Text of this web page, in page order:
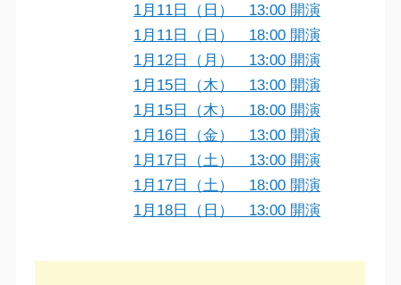
1月11日（日） 13:00 開演
1月11日（日） 18:00 開演
1月12日（月） 13:00 開演
1月15日（木） 13:00 開演
1月15日（木） 18:00 開演
1月16日（金） 13:00 開演
1月17日（土） 13:00 開演
1月17日（土） 18:00 開演
1月18日（日） 13:00 開演